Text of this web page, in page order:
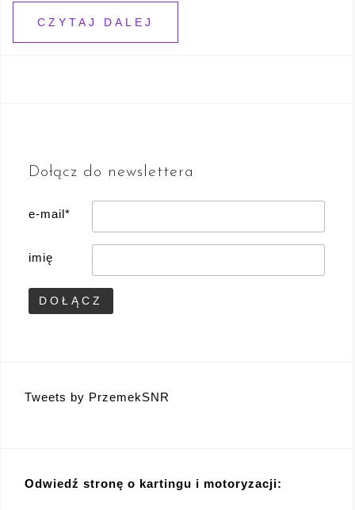
CZYTAJ DALEJ
Dołącz do newslettera
e-mail*
imię
Tweets by PrzemekSNR
Odwiedź stronę o kartingu i motoryzacji: